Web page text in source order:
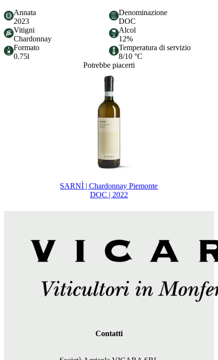
Annata
2023
Denominazione
DOC
Vitigni
Chardonnay
Alcol
12%
Formato
0.75l
Temperatura di servizio
8/10 °C
Potrebbe piacerti
SARNÌ | Chardonnay Piemonte
DOC | 2022
Contatti